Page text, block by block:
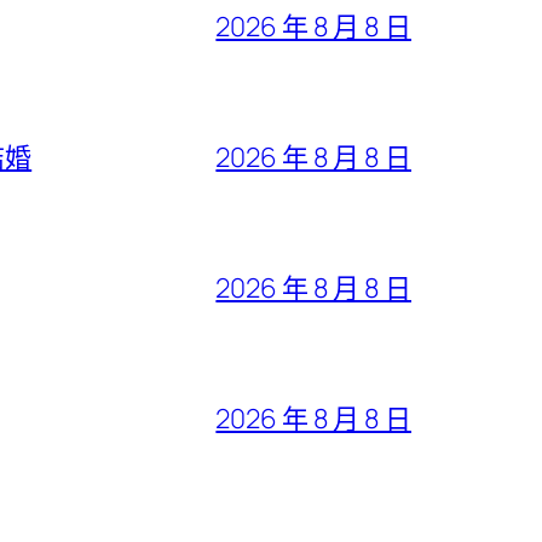
2026 年 8 月 8 日
2026 年 8 月 8 日
2026 年 8 月 8 日
2026 年 8 月 8 日